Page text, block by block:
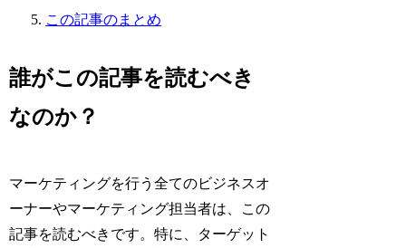
この記事のまとめ
誰がこの記事を読むべき
なのか？
マーケティングを行う全てのビジネスオ
ーナーやマーケティング担当者は、この
記事を読むべきです。特に、ターゲット